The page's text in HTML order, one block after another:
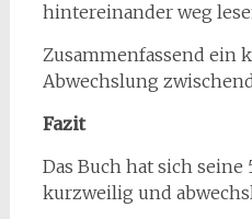
hintereinander weg
Zusammenfassend ein
Abwechslung
Fazit
Das Buch hat sich seine
kurzweilig und